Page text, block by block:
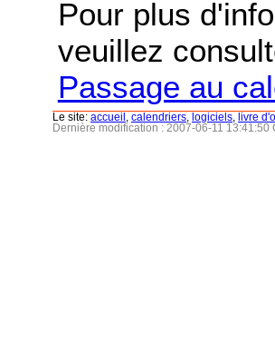
Pour plus
veuillez
Passage au
Le site: accueil calendriers logiciels
livre
Dernière modification : 2007-06-11 13:41:50